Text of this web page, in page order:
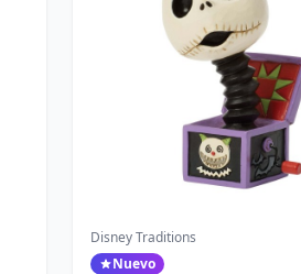
Disney Traditions
Nuevo